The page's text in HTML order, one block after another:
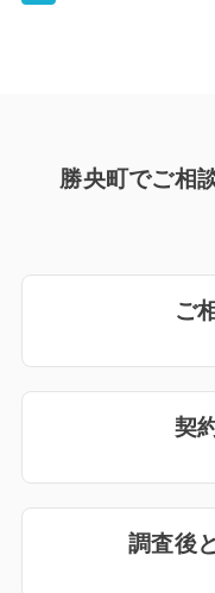
勝央町でご相
ご
契
調査後